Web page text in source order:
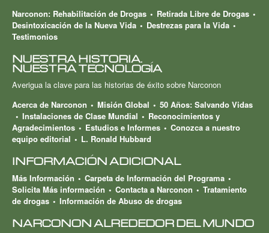
Narconon: Rehabilitación de Drogas
Retirada Libre de Drogas
Desintoxicación de la Nueva Vida
Destrezas para la Vida
Testimonios
NUESTRA HISTORIA.
NUESTRA TECNOLOGÍA
Averigua la clave para las historias de éxito sobre Narconon
Acerca de Narconon
Misión Global
50 Años: Salvando Vidas
Instalaciones de Clase Mundial
Reconocimientos y
Agradecimientos
Estudios e Informes
Conozca a nuestro
equipo editorial
L. Ronald Hubbard
INFORMACIÓN ADICIONAL
Más Información
Carpeta de Información del Programa
Solicita Más información
Contacta a Narconon
Tratamiento
de drogas
Información de Abuso de drogas
NARCONON ALREDEDOR DEL MUNDO